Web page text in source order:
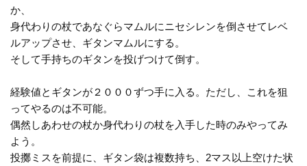
か、
身代わりの杖であなぐらマムルにニセシレンを倒させてレベ
ルアップさせ、ギタンマムルにする。
そして手持ちのギタンを投げつけて倒す。
経験値とギタンが２０００ずつ手に入る。ただし、これを狙
ってやるのは不可能。
偶然しあわせの杖か身代わりの杖を入手した時のみやってみ
よう。
投擲ミスを前提に、ギタン袋は複数持ち、2マス以上空けた状